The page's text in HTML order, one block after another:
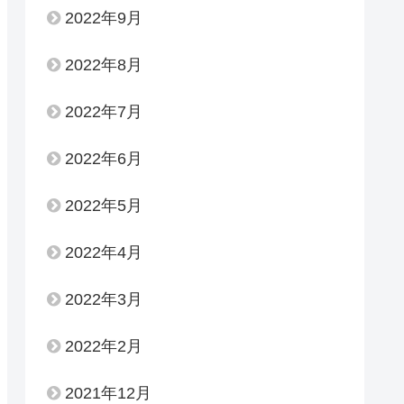
2022年9月
2022年8月
2022年7月
2022年6月
2022年5月
2022年4月
2022年3月
2022年2月
2021年12月